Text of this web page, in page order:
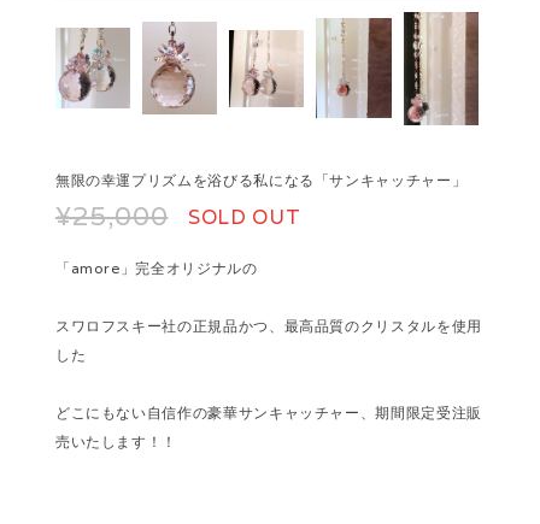
無限の幸運プリズムを浴びる私になる「サンキャッチャー」
¥25,000 SOLD OUT
「amore」完全オリジナルの
スワロフスキー社の正規品かつ、最高品質のクリスタルを使用
した
どこにもない自信作の豪華サンキャッチャー、期間限定受注販
売いたします！！